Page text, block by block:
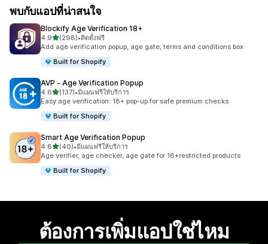
พบกับแอปที่น่าสนใจ
Blockify Age Verification 18+
4.9เต็ม 5 ดาว
(298)
ทั้งหมด 298 รีวิว
•ติดตั้งฟรี
Add age verification popup, age gate, terms and conditions box
Built for Shopify
AVP ‑ Age Verification Popup
4.6เต็ม 5 ดาว
(137)
ทั้งหมด 137 รีวิว
•มีแผนฟรีให้บริการ
Easy age verification: 18+ pop-up for safe premium checks
Built for Shopify
Smart Age Verification Popup
4.8เต็ม 5 ดาว
(40)
ทั้งหมด 40 รีวิว
•มีแผนฟรีให้บริการ
Age verifier, age checker, age gate for 18+restricted products
Built for Shopify
ต้องการเพิ่มแอปใช่ไหม